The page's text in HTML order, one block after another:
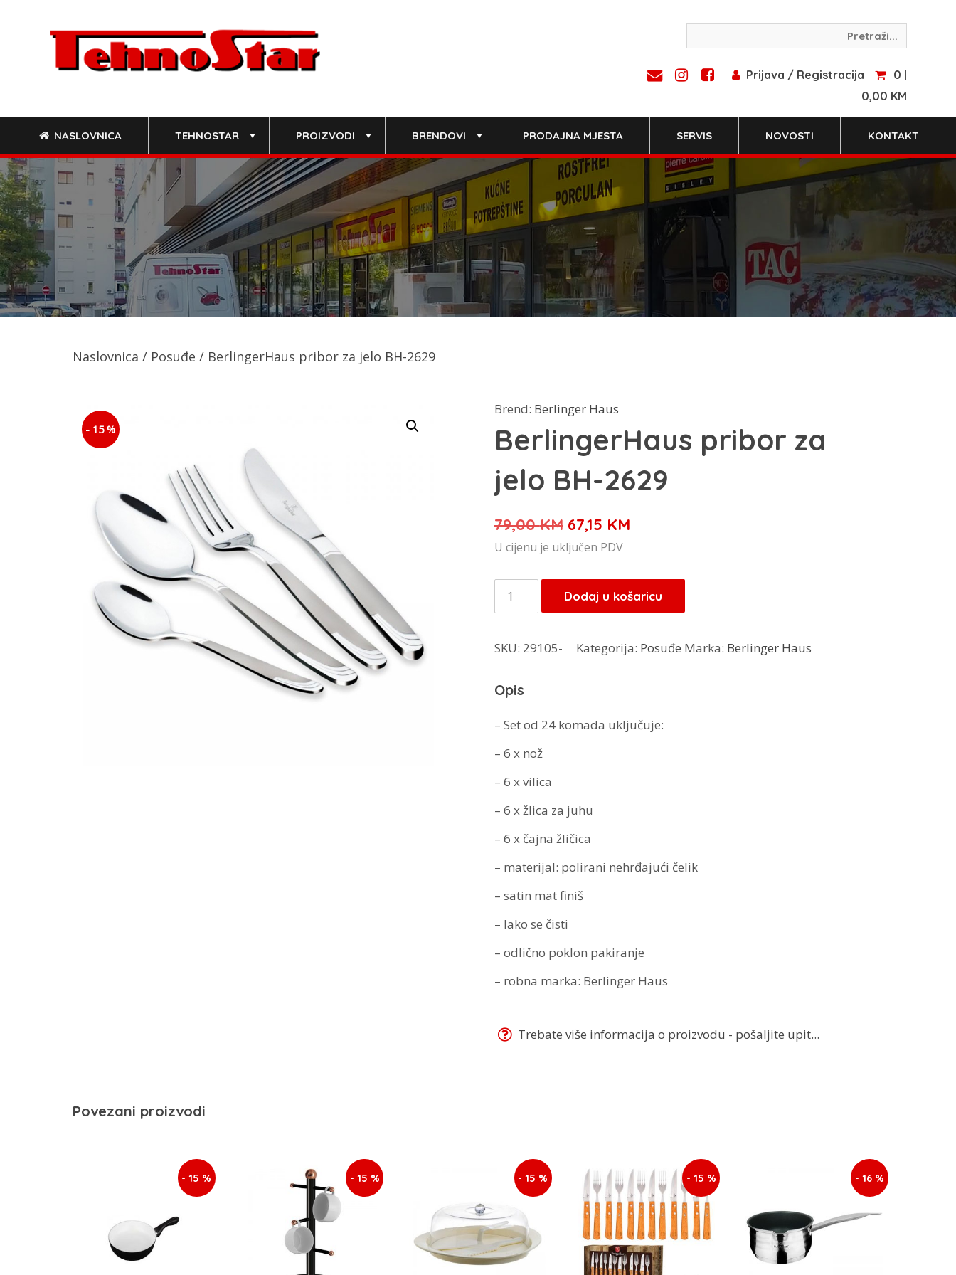
Prijava / Registracija
0 |
0,00 KM
NASLOVNICA TEHNOSTAR PROIZVODI BRENDOVI PRODAJNA MJESTA SERVIS NOVOSTI KONTAKT
Naslovnica / Posuđe / BerlingerHaus pribor za jelo BH-2629
- 15 %
Brend: Berlinger Haus
BerlingerHaus pribor za
jelo BH-2629
79,00KM Izvorna
cijena
je:
79,00 KM.
67,15 KMTrenutna
67,15 KM.
U cijenu je uključen PDV
BerlingerHaus
pribor
jelo
2629
Dodaj u košaricu
SKU: 29105- Kategorija: Posuđe Marka: Berlinger Haus
Opis
– Set od 24 komada uključuje:
– 6 x nož
– 6 x vilica
– 6 x žlica za juhu
– 6 x čajna žličica
– materijal: polirani nehrđajući čelik
– satin mat finiš
– lako se čisti
– odlično poklon pakiranje
– robna marka: Berlinger Haus
Trebate više informacija o proizvodu - pošaljite upit...
Povezani proizvodi
- 15 % - 15 % - 15 % - 15 % - 16 %